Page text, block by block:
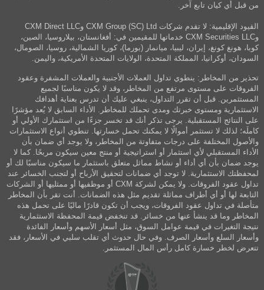
من قبل أي كيان تابع آخر.
القيود الإقليمية: لا تقدم شركات CXM Group (SC) Ltd وCXM Direct LLC
وCXM Securities LLC خدماتها للمقيمين في: أفغانستان، بيلاروسيا، الصين،
كوبا، هونغ كونغ، إيران، ليبيا، ميانمار (بورما)، كوريا الشمالية، روسيا، الصومال،
السودان، أوكرانيا، المملكة المتحدة، الولايات المتحدة الأمريكية، واليمن.
تحذير من المخاطر: ينطوي تداول العملات الأجنبية والعملات المشفرة وعقود
الفروقات على مستوى مرتفع من المخاطر، وقد لا يكون مناسبًا لجميع
المستثمرين. قبل أن تقرر التداول، ينبغي عليك أن تدرس بعناية أهدافك
الاستثمارية ومستوى خبرتك ومدى تحملك للمخاطر. الأداء السابق لا يُعد مؤشرًا
على النتائج المستقبلية. يرجى تذكر أنك قد تخسر جزءًا من استثمارك الأولي أو
كاملَه؛ لذلك لا تستثمر أموالًا لا يمكنك تحمل خسارتها. تنطوي أنواع الاستثمارات
والأصول المختلفة على درجات متفاوتة من المخاطر، ولا يوجد أي ضمان بأن
الأداء المستقبلي لأي استثمار أو استراتيجية أو منتج معين سيكون مربحًا. كما لا
يوجد ضمان بأن أي أداء أو نشاط مماثل متعلق باستثمار ما سيكون مناسبًا لك أو
لمحفظتك الاستثمارية. لا توجد أي ضمانات لتحقيق الأرباح أو لتجنب الخسائر عند
تداول عقود الفروقات. ولا يمكن لشركة CXM أو موظفيها أو ممثليها أو الشركات
التابعة لها أو أي أطراف مماثلة تقديم مثل هذه الضمانات. أنت تقر بأن المخاطر
متأصلة في تداول عقود الفروقات، ويجب أن تكون قادرًا ماليًا على تحمل هذه
المخاطر وما قد ينشأ عنها من خسائر. قد تنخفض قيمة المحفظة الاستثمارية
نتيجة التغيرات في قيمة عوامل السوق، مثل أسعار الأسهم وأسعار الفائدة
وأسعار السلع وأسعار الصرف. وفي حال حدوث أي تقلب سلبي في الأسعار، فقد
تتعرض لخطر خسارة كامل رأس المال المستثمر.